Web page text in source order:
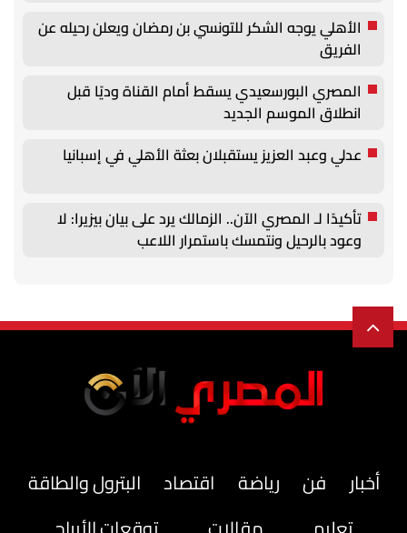
الأهلي يوجه الشكر للتونسي بن رمضان ويعلن رحيله عن
الفريق
المصري البورسعيدي يسقط أمام القناة وديًا قبل
انطلاق الموسم الجديد
عدلي وعبد العزيز يستقبلان بعثة الأهلي في إسبانيا
تأكيدًا لـ المصري الآن.. الزمالك يرد على بيان بيزيرا: لا
وعود بالرحيل ونتمسك باستمرار اللاعب
أخبار فن رياضة اقتصاد
البترول والطاقة